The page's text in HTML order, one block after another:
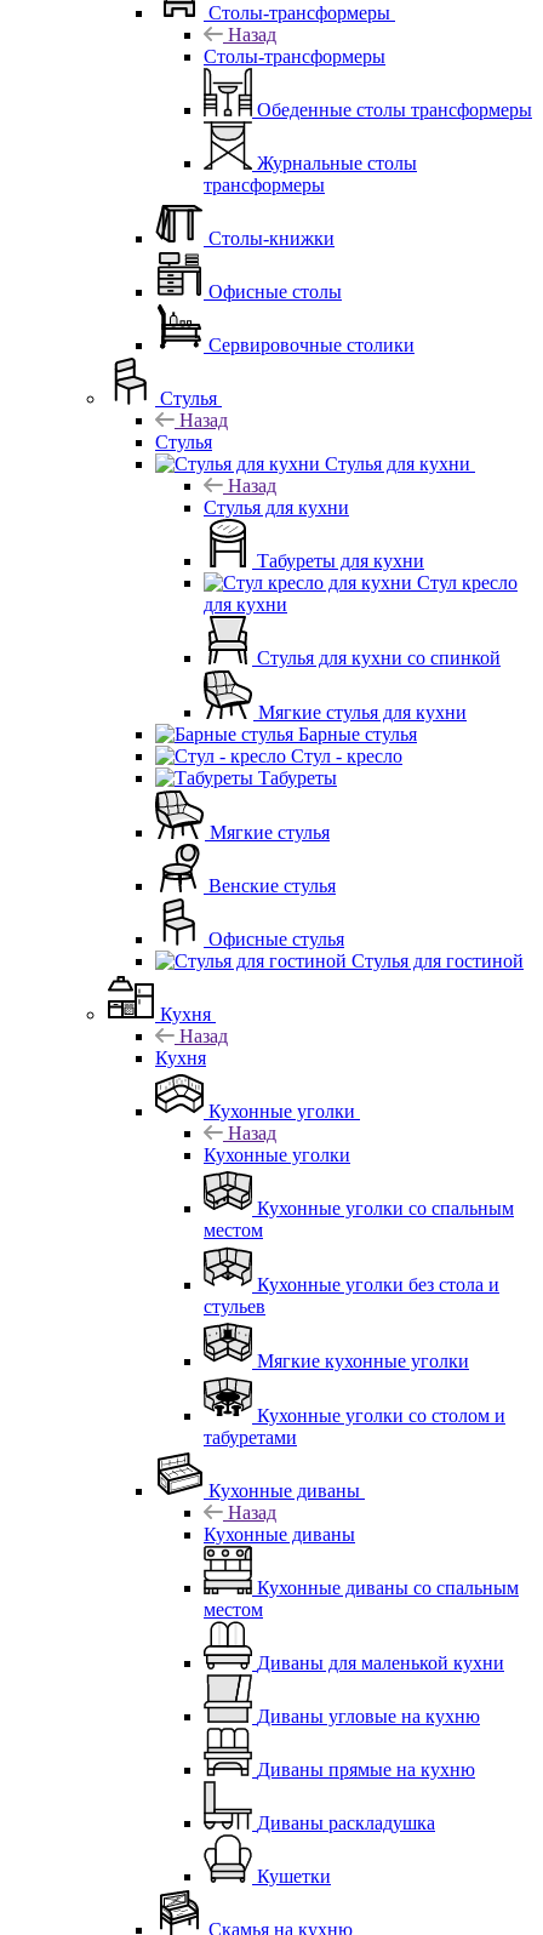
Столы-трансформеры
Назад
Столы-трансформеры
Обеденные столы трансформеры
Журнальные столы
трансформеры
Столы-книжки
Офисные столы
Сервировочные столики
Стулья
Назад
Стулья
Стулья для кухни
Назад
Стулья для кухни
Табуреты для кухни
Стул кресло
для кухни
Стулья для кухни со спинкой
Мягкие стулья для кухни
Барные стулья
Стул - кресло
Табуреты
Мягкие стулья
Венские стулья
Офисные стулья
Стулья для гостиной
Кухня
Назад
Кухня
Кухонные уголки
Назад
Кухонные уголки
Кухонные уголки со спальным
местом
Кухонные уголки без стола и
стульев
Мягкие кухонные уголки
Кухонные уголки со столом и
табуретами
Кухонные диваны
Назад
Кухонные диваны
Кухонные диваны со спальным
местом
Диваны для маленькой кухни
Диваны угловые на кухню
Диваны прямые на кухню
Диваны раскладушка
Кушетки
Скамья на кухню